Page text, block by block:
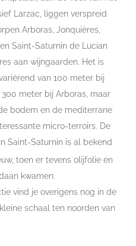
Larzac, liggen verspreid
Arboras, Jonquières,
Saint-Saturnin de Lucian
aan wijngaarden. Het is
van 100 meter bij
meter bij Arboras, maar
bodem en de mediterrane
micro-terroirs. De
Saint-Saturnin is al bekend
toen er tevens olijfolie en
kwamen.
vind je overigens nog in de
schaal ten noorden van